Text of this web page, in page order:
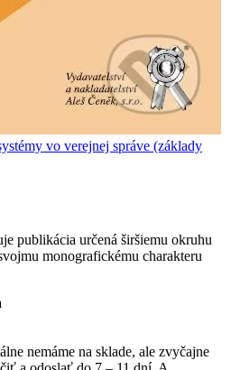
vo verejnej správe (základy
publikácia určená širšiemu okruhu
monografickému charakteru
nemáme na sklade, ale zvyčajne